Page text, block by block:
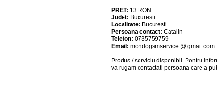
PRET: 13 RON
Judet: Bucuresti
Localitate: Bucuresti
Persoana contact: Catalin
Telefon: 0735759759
Email: mondogsmservice @ gmail.com
Produs / serviciu disponibil . Pentru
va rugam contactati persoana care a